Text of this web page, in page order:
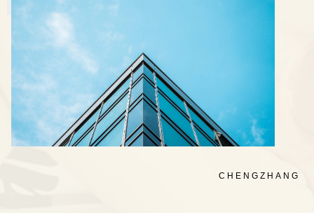
CHENGZHANG